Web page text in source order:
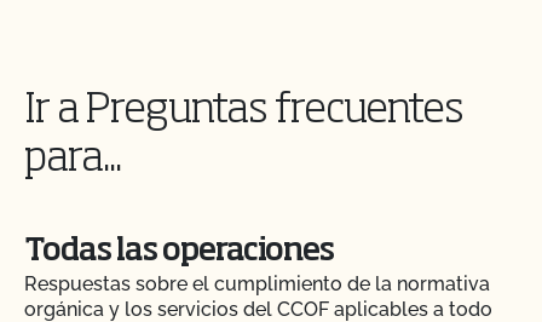
Ir a Preguntas frecuentes
para...
Todas las operaciones
Respuestas sobre el cumplimiento de la normativa
orgánica y los servicios del CCOF aplicables a todo
¿Cuáles son los componentes clave de un plan de
seguridad alimentaria?
¿Qué ocurre si no estoy de acuerdo con una
¿Qué pasa si pago mi factura pero no completo el
contrato de renovación o viceversa?